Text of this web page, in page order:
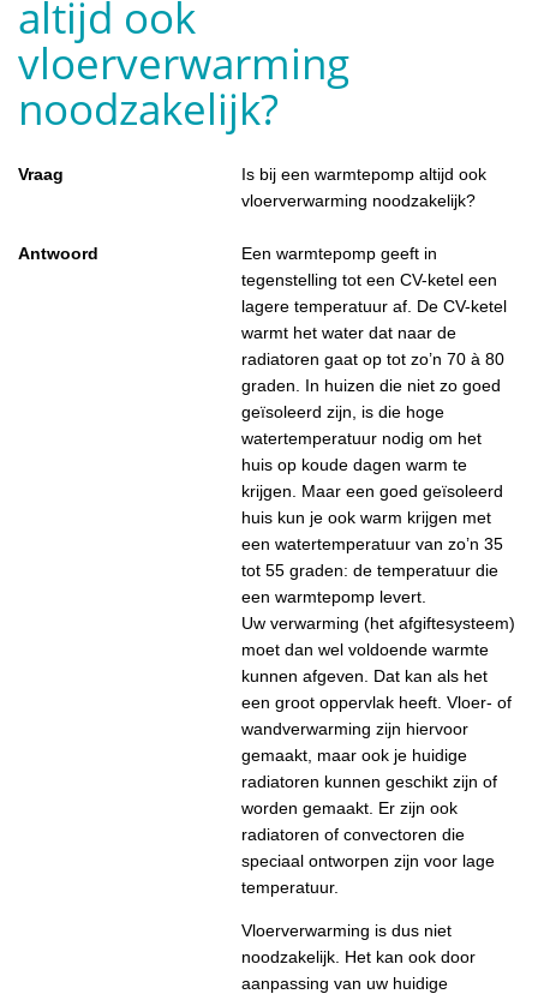
altijd ook
vloerverwarming
noodzakelijk?
Vraag
Is bij een warmtepomp altijd ook
vloerverwarming noodzakelijk?
Antwoord
Een warmtepomp geeft in
tegenstelling tot een CV-ketel een
lagere temperatuur af. De CV-ketel
warmt het water dat naar de
radiatoren gaat op tot zo’n 70 à 80
graden. In huizen die niet zo goed
geïsoleerd zijn, is die hoge
watertemperatuur nodig om het
huis op koude dagen warm te
krijgen. Maar een goed geïsoleerd
huis kun je ook warm krijgen met
een watertemperatuur van zo’n 35
tot 55 graden: de temperatuur die
een warmtepomp levert.
Uw verwarming (het afgiftesysteem)
moet dan wel voldoende warmte
kunnen afgeven. Dat kan als het
een groot oppervlak heeft. Vloer- of
wandverwarming zijn hiervoor
gemaakt, maar ook je huidige
radiatoren kunnen geschikt zijn of
worden gemaakt. Er zijn ook
radiatoren of convectoren die
speciaal ontworpen zijn voor lage
temperatuur.
Vloerverwarming is dus niet
noodzakelijk. Het kan ook door
aanpassing van uw huidige